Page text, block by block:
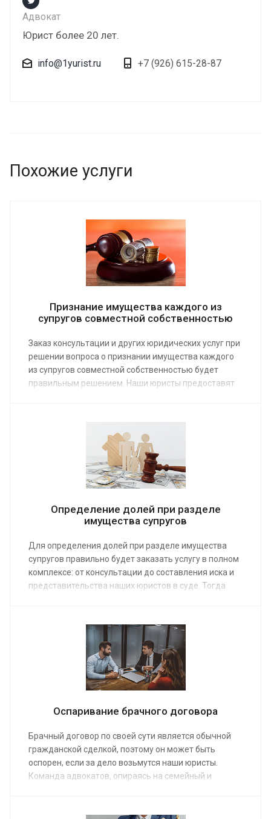
Адвокат
Юрист более 20 лет.
info@1yurist.ru +7 (926) 615-28-87
Похожие услуги
Признание имущества каждого из
супругов совместной собственностью
Заказ консультации и других юридических услуг при
решении вопроса о признании имущества каждого
из супругов совместной собственностью будет
правильным решением. Наши юристы предоставят
раздельное имущество в общее.
Определение долей при разделе
имущества супругов
Для определения долей при разделе имущества
супругов правильно будет заказать услугу в полном
комплексе: от консультации до составления иска и
представительства наших юристов в суде. Тогда
предоставлена незамедлительно по средней
стоимости от 10 000 руб.
Оспаривание брачного договора
Брачный договор по своей сути является обычной
гражданской сделкой, поэтому он может быть
оспорен, если за дело возьмутся наши юристы.
Команда адвокатов, опираясь на семейный и
наложенных договором. Заказ услуги обеспечит